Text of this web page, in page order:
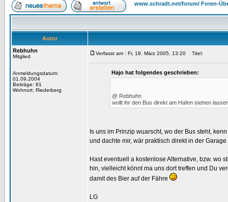
www.schradt.net/forum/ Foren-
Autor
Rebhuhn
Mitglied
Anmeldungsdatum:
01.09.2004
Beiträge: 81
Wohnort: Riederberg
Verfasst am : Fr, 18. März 2005, 13:20 Titel:
Hajo hat folgendes geschrieben:
@ Rebhuhn
wollt ihr den Bus direkt am Hafen stehen
Is uns im Prinzip wuarscht, wo der Bus steht,
und dachte mir, wär praktisch direkt in der
Hast eventuell a kostenlose Alternative, bzw. wo
hin, vielleicht könnt ma uns dort treffen und Du
damit des Bier auf der Fähre
LG